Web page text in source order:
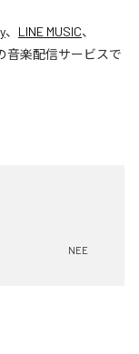
、 LINE MUSIC、
音楽配信サービスで
NEE